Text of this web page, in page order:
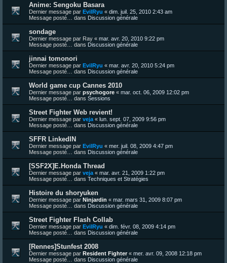
Anime: Sengoku Basara
Dernier message par EvilRyu « dim. juil. 25, 2010 2:43 am
Message posté… dans Discussion générale
sondage
Dernier message par Ray « mar. avr. 20, 2010 9:22 pm
Message posté… dans Discussion générale
jinnai tomonori
Dernier message par EvilRyu « mar. avr. 20, 2010 5:24 pm
Message posté… dans Discussion générale
World game cup Cannes 2010
Dernier message par psychogore « mar. oct. 06, 2009 12:02 pm
Message posté… dans Sessions
Street Fighter Web revient!
Dernier message par veja « lun. sept. 07, 2009 9:56 pm
Message posté… dans Discussion générale
SFFR LinkedIN
Dernier message par EvilRyu « mer. juil. 08, 2009 4:47 pm
Message posté… dans Discussion générale
[SSF2X]E.Honda Thread
Dernier message par veja « mar. avr. 21, 2009 1:22 pm
Message posté… dans Techniques et Stratégies
Histoire du shoryuken
Dernier message par Ninjardin « mar. mars 31, 2009 8:07 pm
Message posté… dans Discussion générale
Street Fighter Flash Collab
Dernier message par EvilRyu « dim. févr. 08, 2009 4:14 pm
Message posté… dans Discussion générale
[Rennes]Stunfest 2008
Dernier message par Resident Fighter« mer. avr. 09, 2008 12:18 pm
Message posté… dans Discussion générale